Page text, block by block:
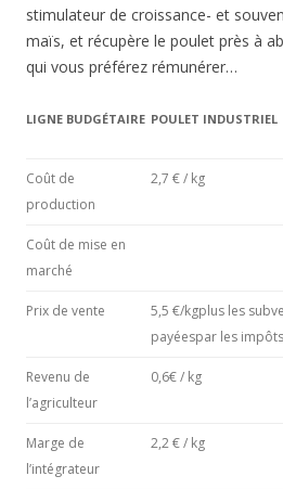
stimulateur de croissance- et
maïs, et récupère le poulet près à
qui vous préférez rémunérer…
LIGNE BUDGÉTAIRE POULET INDUSTRIEL
Coût de
production
2,7 € / kg
Coût de mise en
marché
Prix de vente
5,5 €/kgplus les
payéespar les impôts
Revenu de
l’agriculteur
0,6€ / kg
Marge de
l’intégrateur
2,2 € / kg